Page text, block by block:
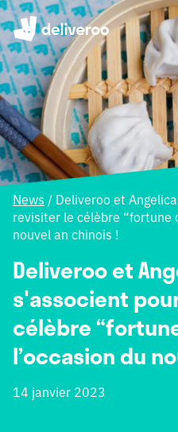
News / Deliveroo et
revisiter le célèbre “fortune
nouvel an chinois !
Deliveroo et
s'associent
célèbre
l’occasion du
14 janvier 2023